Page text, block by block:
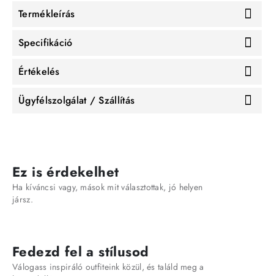
Termékleírás
Specifikáció
Értékelés
Ügyfélszolgálat / Szállítás
Ez is érdekelhet
Ha kíváncsi vagy, mások mit választottak, jó helyen
jársz.
Fedezd fel a stílusod
Válogass inspiráló outfiteink közül, és találd meg a